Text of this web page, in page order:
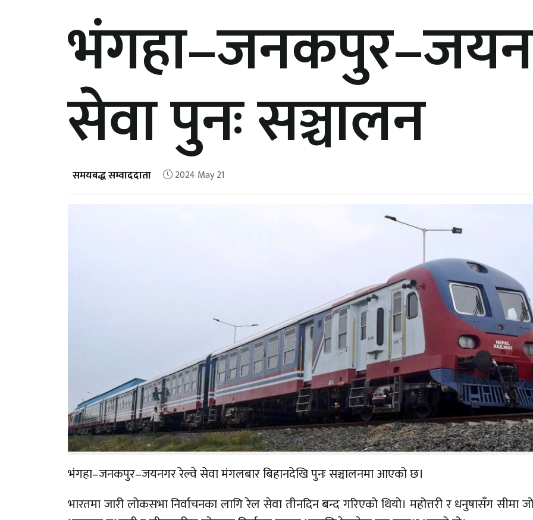
सेवा पुनः सञ्चालन
समयबद्ध सम्वाददाता 2024 May 21
भंगहा–जनकपुर–जयनगर रेल्वे सेवा मंगलबार बिहानदेखि पुनः सञ्चालनमा आएको छ।
भारतमा जारी लोकसभा निर्वाचनका लागि रेल सेवा तीनदिन बन्द गरिएको थियो। महोत्तरी र धनुषासँग सीमा